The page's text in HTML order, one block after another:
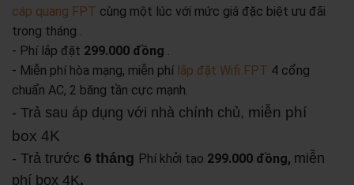
cáp quang FPT cùng một lúc với mức giá đặc biệt ưu đãi
trong tháng .
- Phí lắp đặt 299.000 đồng .
- Miễn phí hòa mạng, miễn phí lắp đặt Wifi FPT 4 cổng
chuẩn AC, 2 băng tần cực mạnh.
- Trả sau áp dụng với nhà chính chủ, miễn phí
box 4K
- Trả trước 6 tháng Phí khởi tạo 299.000 đồng, miễn
phí box 4K.